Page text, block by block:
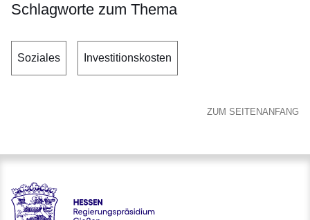
Schlagworte zum Thema
Soziales Investitionskosten
ZUM SEITENANFANG